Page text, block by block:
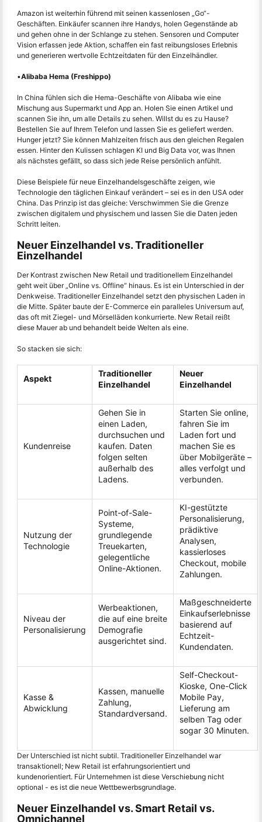
Amazon ist weiterhin führend mit seinen kassenlosen „Go“-
Geschäften. Einkäufer scannen ihre Handys, holen Gegenstände ab
und gehen ohne in der Schlange zu stehen. Sensoren und Computer
Vision erfassen jede Aktion, schaffen ein fast reibungsloses Erlebnis
und generieren wertvolle Echtzeitdaten für den Einzelhändler.
•Alibaba Hema (Freshippo)
In China fühlen sich die Hema-Geschäfte von Alibaba wie eine
Mischung aus Supermarkt und App an. Holen Sie einen Artikel und
scannen Sie ihn, um alle Details zu sehen. Willst du es zu Hause?
Bestellen Sie auf Ihrem Telefon und lassen Sie es geliefert werden.
Hunger jetzt? Sie können Mahlzeiten frisch aus den gleichen Regalen
essen. Hinter den Kulissen schlagen KI und Big Data vor, was Ihnen
als nächstes gefällt, so dass sich jede Reise persönlich anfühlt.
Diese Beispiele für neue Einzelhandelsgeschäfte zeigen, wie
Technologie den täglichen Einkauf verändert – sei es in den USA oder
China. Das Prinzip ist das gleiche: Verschwimmen Sie die Grenze
zwischen digitalem und physischem und lassen Sie die Daten jeden
Schritt leiten.
Neuer Einzelhandel vs. Traditioneller
Einzelhandel
Der Kontrast zwischen New Retail und traditionellem Einzelhandel
geht weit über „Online vs. Offline“ hinaus. Es ist ein Unterschied in der
Denkweise. Traditioneller Einzelhandel setzt den physischen Laden in
die Mitte. Später baute der E-Commerce ein paralleles Universum auf,
das oft mit Ziegel- und Mörselläden konkurrierte. New Retail reißt
diese Mauer ab und behandelt beide Welten als eine.
So stacken sie sich:
Aspekt
Traditioneller
Einzelhandel
Neuer
Einzelhandel
Kundenreise
Gehen Sie in
einen Laden,
durchsuchen und
kaufen. Daten
folgen selten
außerhalb des
Ladens.
Starten Sie online,
fahren Sie im
Laden fort und
machen Sie es
über Mobilgeräte –
alles verfolgt und
verbunden.
Nutzung der
Technologie
Point-of-Sale-
Systeme,
grundlegende
Treuekarten,
gelegentliche
Online-Aktionen.
KI-gestützte
Personalisierung,
prädiktive
Analysen,
kassierloses
Checkout, mobile
Zahlungen.
Niveau der
Personalisierung
Werbeaktionen,
die auf eine breite
Demografie
ausgerichtet sind.
Maßgeschneiderte
Einkaufserlebnisse
basierend auf
Echtzeit-
Kundendaten.
Kasse &
Abwicklung
Kassen, manuelle
Zahlung,
Standardversand.
Self-Checkout-
Kioske, One-Click
Mobile Pay,
Lieferung am
selben Tag oder
sogar 30 Minuten.
Der Unterschied ist nicht subtil. Traditioneller Einzelhandel war
transaktionell; New Retail ist erfahrungsorientiert und
kundenorientiert. Für Unternehmen ist diese Verschiebung nicht
optional - es ist die neue Wettbewerbsgrundlage.
Neuer Einzelhandel vs. Smart Retail vs.
Omnichannel